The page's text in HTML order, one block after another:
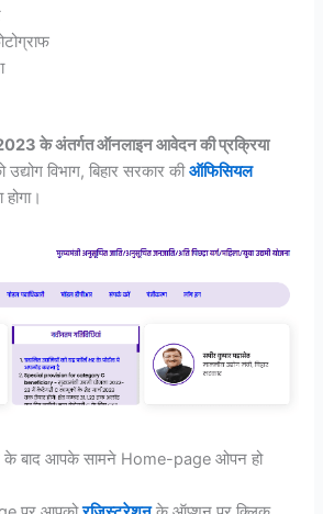
2023 के अंतर्गत ऑनलाइन आवेदन की प्रक्रिया
विभाग, बिहार सरकार कीऑफिसियल
के बाद आपके सामने Home-page ओपन हो